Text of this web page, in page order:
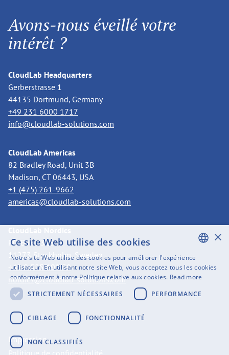
Avons-nous éveillé votre
intérêt ?
CloudLab Headquarters
Gerberstrasse 1
44135 Dortmund, Germany
+49 231 6000 1717
info@cloudlab-solutions.com
CloudLab Americas
82 Bradley Road, Unit 3B
Madison, CT 06443, USA
+1 (475) 261-9662
americas@cloudlab-solutions.com
PO Box 3318
11273 Stockholm, Sweden
+46 8 525 199 50
nordics@cloudlab-solutions.com
Impression
ENGLISH
SWEDISH
×
Ce site Web utilise des cookies
Notre site Web utilise des cookies pour améliorer l'expérience
utilisateur. En utilisant notre site Web, vous acceptez tous les cookies
conformément à notre Politique relative aux cookies. Read more
STRICTEMENT NÉCESSAIRES
PERFORMANCE
CIBLAGE FONCTIONNALITÉ
NON CLASSIFIÉS